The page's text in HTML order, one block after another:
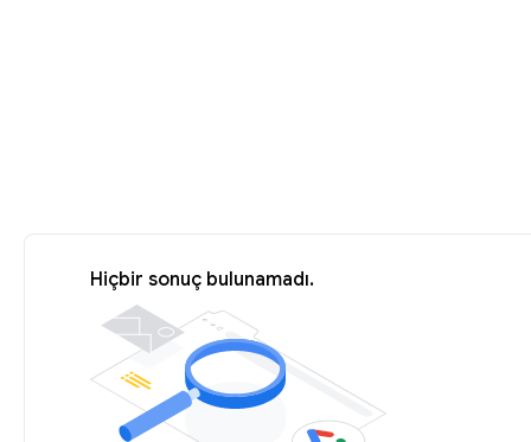
Hiçbir sonuç bulunamadı.